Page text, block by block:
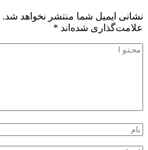
نشانی ایمیل شما منتشر نخواهد شد.
علامت‌گذاری شده‌اند *